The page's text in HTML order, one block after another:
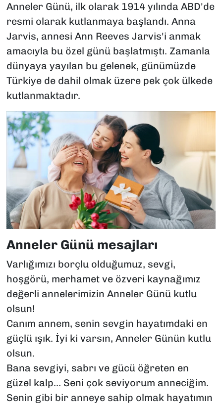
Anneler Günü, ilk olarak 1914 yılında ABD'de
resmi olarak kutlanmaya başlandı. Anna
Jarvis, annesi Ann Reeves Jarvis'i anmak
amacıyla bu özel günü başlatmıştı. Zamanla
dünyaya yayılan bu gelenek, günümüzde
Türkiye de dahil olmak üzere pek çok ülkede
kutlanmaktadır.
Anneler Günü mesajları
Varlığımızı borçlu olduğumuz, sevgi,
hoşgörü, merhamet ve özveri kaynağımız
değerli annelerimizin Anneler Günü kutlu
olsun!
Canım annem, senin sevgin hayatımdaki en
güçlü ışık. İyi ki varsın, Anneler Günün kutlu
olsun.
Bana sevgiyi, sabrı ve gücü öğreten en
güzel kalp… Seni çok seviyorum anneciğim.
Senin gibi bir anneye sahip olmak hayatımın